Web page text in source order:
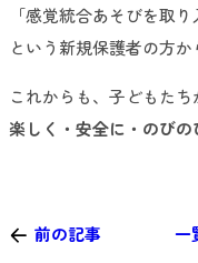
「感覚統合あそびを取
という新規保護者の方か
これからも、子どもたち
楽しく・安全に・のび
前の記事 一